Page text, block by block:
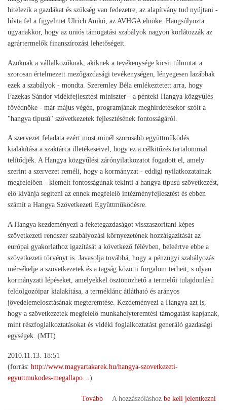
hitelezik a gazdákat és szükség van fedezetre, az alapítvány tud nyújtani -
hívta fel a figyelmet Ulrich Anikó, az AVHGA elnöke. Hangsúlyozta
ugyanakkor, hogy az uniós támogatási szabályok nagyon korlátozzák az
agrártermelők finanszírozási lehetőségeit.
Azoknak a vállalkozóknak, akiknek a tevékenysége kicsit túlmutat a
szorosan értelmezett mezőgazdasági tevékenységen, lényegesen lazábbak
ezek a szabályok - mondta. Szeremley Béla emlékeztetett arra, hogy
Fazekas Sándor vidékfejlesztési miniszter - a pénteki Hangya közgyűlés
fővédnöke - már május végén, programjának meghirdetésekor szólt a
"hangya típusú" szövetkezetek fejlesztésének fontosságáról.
A szervezet feladata ezért most minél szorosabb együttműködés
kialakítása a szaktárca illetékeseivel, hogy ez a célkitűzés tartalommal
telítődjék. A Hangya közgyűlési zárónyilatkozatot fogadott el, amely
szerint a szervezet reméli, hogy a kormányzat - eddigi nyilatkozatainak
megfelelően - kiemelt fontosságúnak tekinti a hangya típusú szövetkezést,
elő kívánja segíteni az ennek megfelelő intézményfejlesztést és ebben
számít a Hangya Szövetkezeti Együttműködésre.
A Hangya kezdeményezi a feketegazdaságot visszaszorítani képes
szövetkezeti rendszer szabályozási környezetének hozzáigazítását az
európai gyakorlathoz igazítását a következő félévben, beleértve ebbe a
szövetkezeti törvényt is. Javasolja továbbá, hogy a pénzügyi szabályozás
mérsékelje a szövetkezetek és a tagság közötti forgalom terheit, s olyan
kormányzati lépéseket, amelyekkel ösztönözhető a termelői tulajdonlású
feldolgozóipar kialakítása, a terméklánc átlátható és arányos
jövedelemelosztásának megteremtése. Kezdeményezi a Hangya azt is,
hogy a szövetkezetek megfelelő munkahelyteremtési támogatást kapjanak,
mint részfoglalkoztatásokat és vidéki foglalkoztatást generáló gazdasági
egységek. (MTI)
2010.11.13. 18:51
(forrás: http://www.magyartakarek.hu/hangya-szovetkezeti-
egyuttmukodes-megallapo… )
Tovább
(Hangya
A hozzászóláshoz be kell jelentkezni